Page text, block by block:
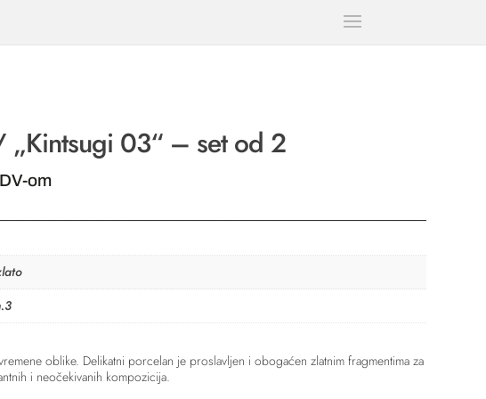
„Kintsugi 03“ – set od 2
om
oblike. Delikatni porcelan je proslavljen i obogaćen zlatnim fragmentima za
i neočekivanih kompozicija.